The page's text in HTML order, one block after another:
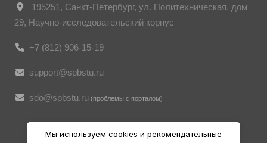
195251, Санкт-Петербург, ул. Политехническая, дом
29, Научно-исследовательский корпус
+7 (812) 906-15-19
support@spbstu.ru
sdo@spbstu.ru (проблемы с порталом)
Мы используем cookies и рекомендательные